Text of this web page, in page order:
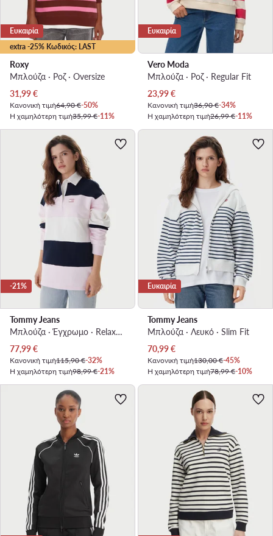
extra -25% Κωδικός: LAST
Ευκαιρία
Roxy
Μπλούζα · Ροζ · Oversize
Τρέχουσα τιμή
31,99€
Κανονική τιμή64,90 €-50%
Η χαμηλότερη τιμή35,99 €-11%
Ευκαιρία
Vero Moda
Μπλούζα · Ροζ · Regular Fit
Τρέχουσα τιμή
23,99€
Κανονική τιμή36,90 €-34%
Η χαμηλότερη τιμή26,99 €-11%
-21%
Tommy Jeans
Μπλούζα · Έγχρωμο · Relaxed Fit
Τρέχουσα τιμή
77,99€
Κανονική τιμή115,90 €-32%
Η χαμηλότερη τιμή98,99 €-21%
Ευκαιρία
Tommy Jeans
Μπλούζα · Λευκό · Slim Fit
Τρέχουσα τιμή
70,99€
Κανονική τιμή130,00 €-45%
Η χαμηλότερη τιμή78,99 €-10%